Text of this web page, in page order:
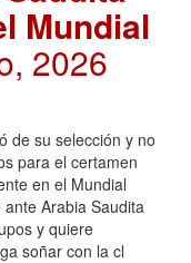
Mundial
2026
de su selección y no
para el certamen
en el Mundial
Arabia Saudita
y quiere
soñar con la cl